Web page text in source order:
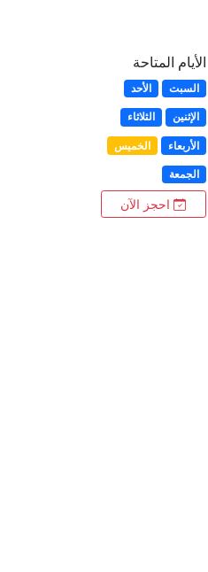
الأيام المتاحة
السبت
الأحد
الإثنين
الثلاثاء
الأربعاء
الخميس
الجمعة
احجز الآن